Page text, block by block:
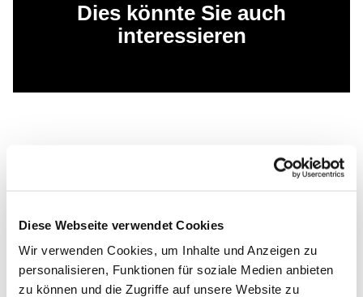
Diese Webseite verwendet Cookies
Wir verwenden Cookies, um Inhalte und Anzeigen zu
personalisieren, Funktionen für soziale Medien anbieten
zu können und die Zugriffe auf unsere Website zu
Dies könnte Sie auch
interessieren